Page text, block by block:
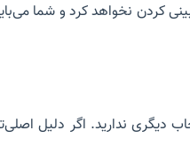
کردن نخواهد کرد و شما
دیگری ندارید. اگر دلیل